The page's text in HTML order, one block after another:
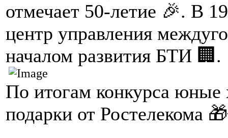
отмечает 50-летие 🎉. В
центр управления
началом развития БТИ 🏢.
По итогам конкурса
подарки от Ростелекома